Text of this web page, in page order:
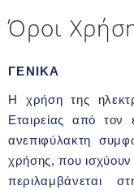
Όροι
ΓΕΝΙΚΑ
Η χρήση της
Εταιρείας από τον
ανεπιφύλακτη
χρήσης, που
περιλαμβάνεται